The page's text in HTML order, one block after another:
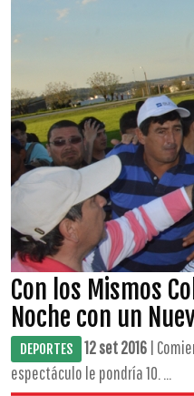
Con los Mismos
Noche con un
DEPORTES 12 set 2016 |
espectáculo le pondría 10. ...